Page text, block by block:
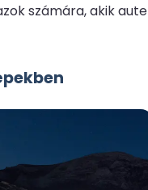
számára, akik